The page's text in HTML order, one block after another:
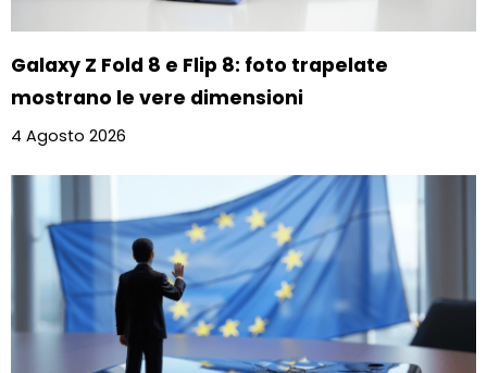
Galaxy Z Fold 8 e Flip 8: foto trapelate
mostrano le vere dimensioni
4 Agosto 2026